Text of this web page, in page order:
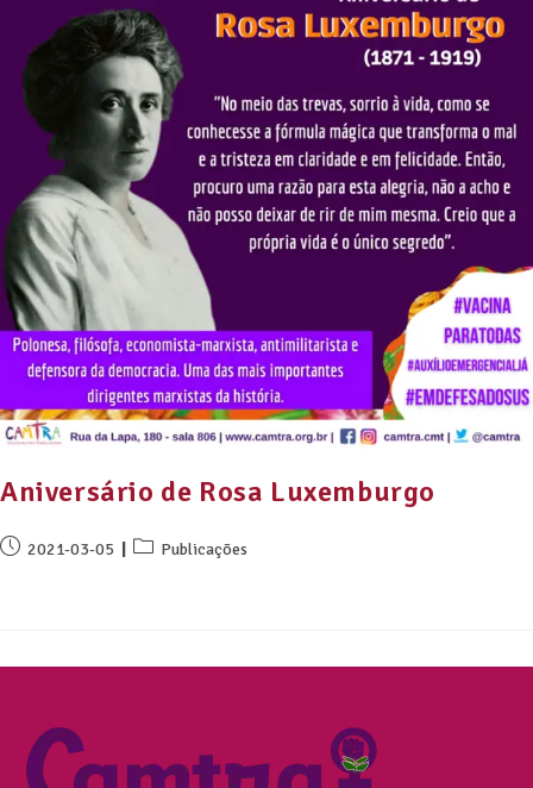
Aniversário de Rosa Luxemburgo
2021-03-05 Publicações